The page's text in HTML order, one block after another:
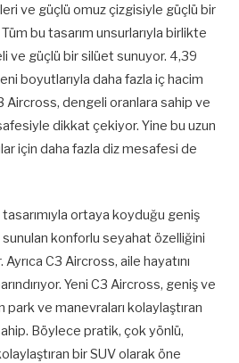
ve güçlü omuz çizgisiyle güçlü bir
bu tasarım unsurlarıyla birlikte
ve güçlü bir silüet sunuyor. 4,39
boyutlarıyla daha fazla iç hacim
Aircross, dengeli oranlara sahip ve
dikkat çekiyor. Yine bu uzun
için daha fazla diz mesafesi de
ortaya koyduğu geniş
sunulan konforlu seyahat özelliğini
C3 Aircross, aile hayatını
Yeni C3 Aircross, geniş ve
park ve manevraları kolaylaştıran
Böylece pratik, çok yönlü,
bir SUV olarak öne